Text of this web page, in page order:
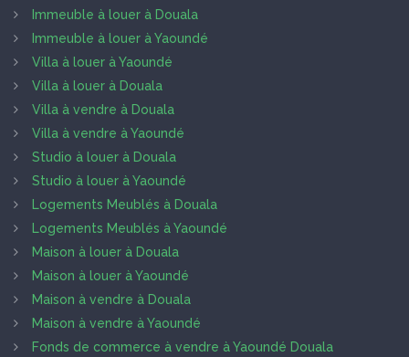
Immeuble à louer à Douala
Immeuble à louer à Yaoundé
Villa à louer à Yaoundé
Villa à louer à Douala
Villa à vendre à Douala
Villa à vendre à Yaoundé
Studio à louer à Douala
Studio à louer à Yaoundé
Logements Meublés à Douala
Logements Meublés à Yaoundé
Maison à louer à Douala
Maison à louer à Yaoundé
Maison à vendre à Douala
Maison à vendre à Yaoundé
Fonds de commerce à vendre à Yaoundé Douala